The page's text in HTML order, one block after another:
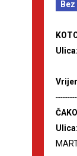
Ulica:
Ulica: